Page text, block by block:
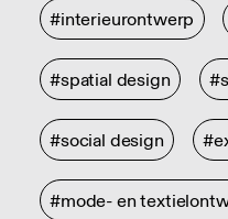
#interieurontwerp
#spatial design
#social design
#mode- en